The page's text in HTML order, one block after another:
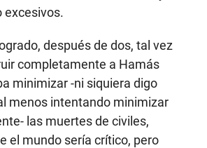
excesivos.
después de dos, tal vez
completamente a Hamás
minimizar -ni siquiera digo
menos intentando minimizar
las muertes de civiles,
el mundo sería crítico, pero